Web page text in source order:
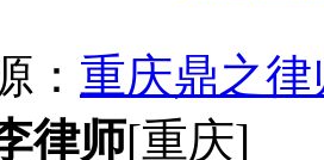
： 重庆鼎之
律师[重庆]